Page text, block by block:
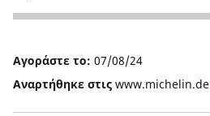
5
Αγοράστε το: 07/08/24
Αναρτήθηκε στις www.michelin.de